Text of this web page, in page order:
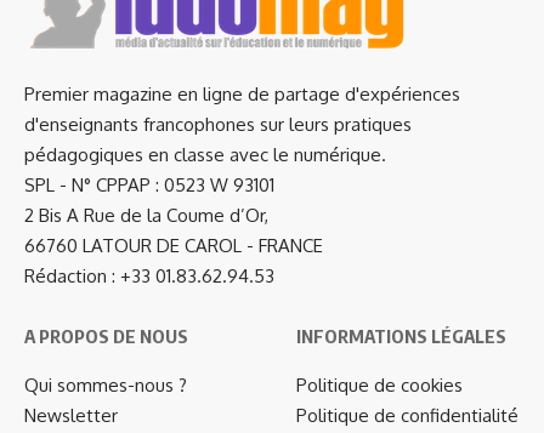
Premier magazine en ligne de partage d'expériences
d'enseignants francophones sur leurs pratiques
pédagogiques en classe avec le numérique.
SPL - N° CPPAP : 0523 W 93101
2 Bis A Rue de la Coume d’Or,
66760 LATOUR DE CAROL - FRANCE
Rédaction : +33 01.83.62.94.53
A PROPOS DE NOUS
Qui sommes-nous ?
Newsletter
INFORMATIONS LÉGALES
Politique de cookies
Politique de confidentialité